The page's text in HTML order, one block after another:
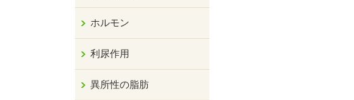
ホルモン
利尿作用
異所性の脂肪